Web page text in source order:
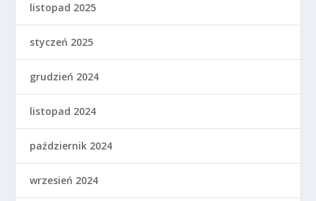
listopad 2025
styczeń 2025
grudzień 2024
listopad 2024
październik 2024
wrzesień 2024